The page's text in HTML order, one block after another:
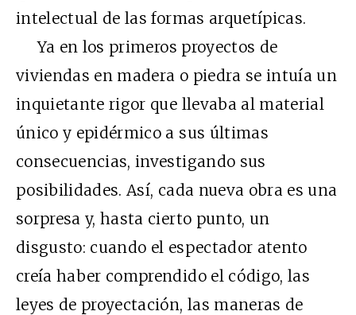
intelectual de las formas arquetípicas.
Ya en los primeros proyectos de
viviendas en madera o piedra se intuía un
inquietante rigor que llevaba al material
único y epidérmico a sus últimas
consecuencias, investigando sus
posibilidades. Así, cada nueva obra es una
sorpresa y, hasta cierto punto, un
disgusto: cuando el espectador atento
creía haber comprendido el código, las
leyes de proyectación, las maneras de